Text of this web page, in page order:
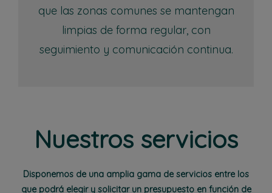
que las zonas comunes se mantengan
limpias de forma regular, con
seguimiento y comunicación continua.
Nuestros servicios
Disponemos de una amplia gama de servicios entre los
que podrá elegir y solicitar un presupuesto en función de